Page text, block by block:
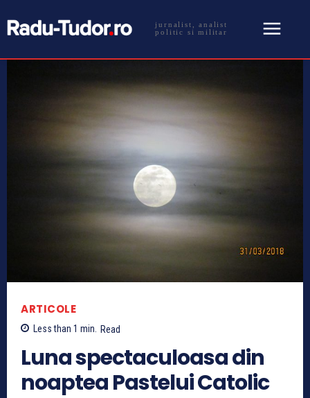
jurnalist, analist
politic si militar
ARTICOLE
Less than 1 min. Read
Luna spectaculoasa din
noaptea Pastelui Catolic